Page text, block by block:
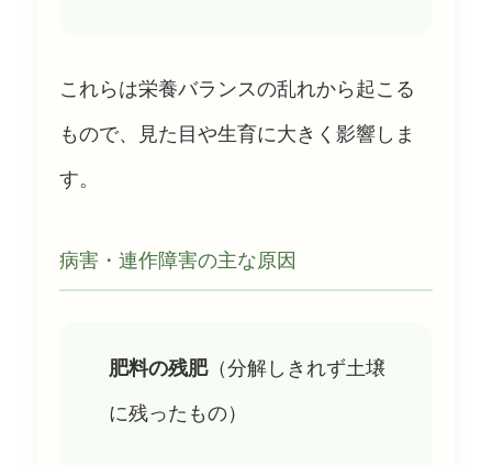
これらは栄養バランスの乱れから起こる
もので、見た目や生育に大きく影響しま
す。
病害・連作障害の主な原因
肥料の残肥（分解しきれず土壌
に残ったもの）